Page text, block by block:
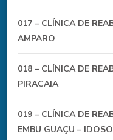
017 – CLÍNICA DE
AMPARO
018 – CLÍNICA DE
PIRACAIA
019 – CLÍNICA DE
EMBU GUAÇU –